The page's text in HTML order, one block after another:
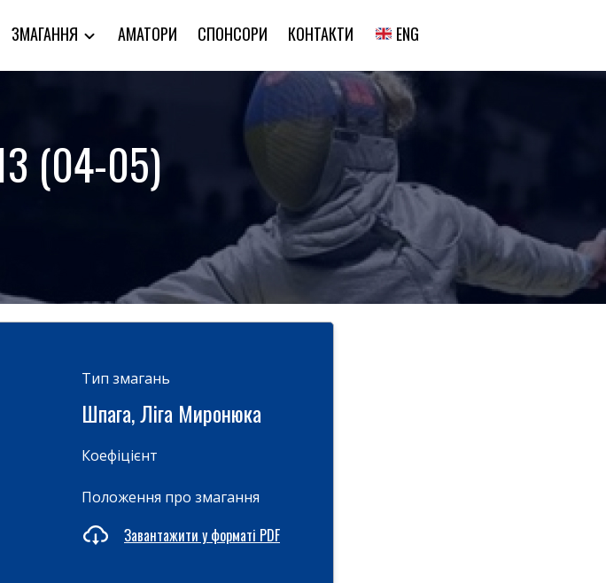
ЗМАГАННЯ АМАТОРИ СПОНСОРИ КОНТАКТИ ENG
(04-05)
Тип змагань
Шпага, Ліга Миронюка
Коефіцієнт
Положення про змагання
Завантажити у форматі PDF